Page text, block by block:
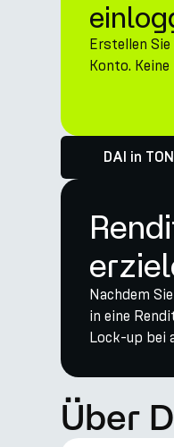
Erstellen
Konto.
DAI in
Nachdem
in eine
Lock-up bei
Über